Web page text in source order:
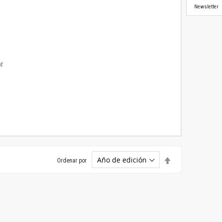
Ordenar por
descendente
Newsletter